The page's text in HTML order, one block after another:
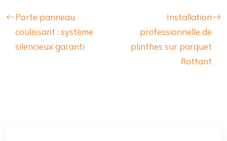
Porte panneau
coulissant : système
silencieux garanti
Installation
professionnelle de
plinthes sur parquet
flottant